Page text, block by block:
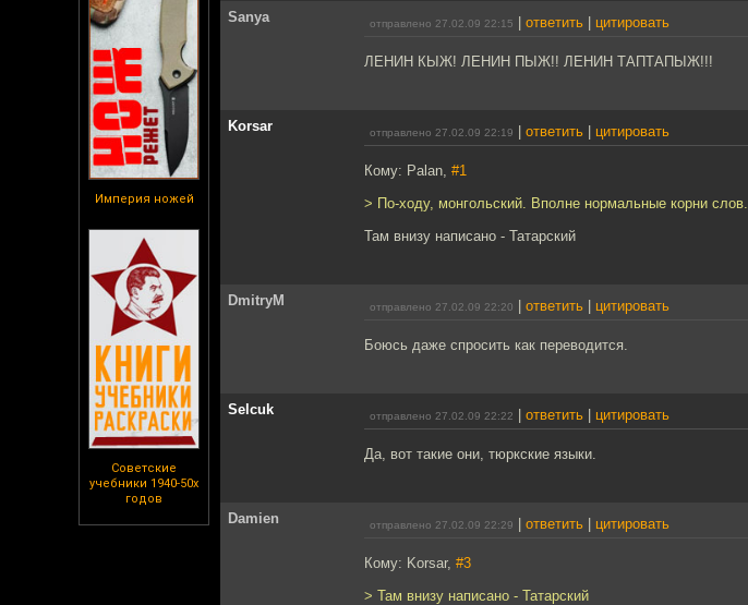
Империя ножей
Советские
учебники 1940-50х
годов
Sanya отправлено 27.02.09 22:15 ответить цитировать
ЛЕНИН КЫЖ! ЛЕНИН ПЫЖ!! ЛЕНИН ТАПТАПЫЖ!!!
Korsar отправлено 27.02.09 22:19 ответить цитировать
Кому: Palan, #1
> По-ходу, монгольский. Вполне нормальные корни слов.
Там внизу написано - Татарский
DmitryM отправлено 27.02.09 22:20 ответить цитировать
Боюсь даже спросить как переводится.
Selcuk отправлено 27.02.09 22:22 ответить цитировать
Да, вот такие они, тюркские языки.
Damien отправлено 27.02.09 22:29 ответить цитировать
Кому: Korsar, #3
> Там внизу написано - Татарский